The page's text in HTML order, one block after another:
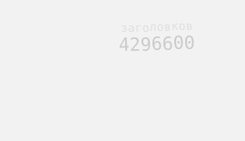
4296600